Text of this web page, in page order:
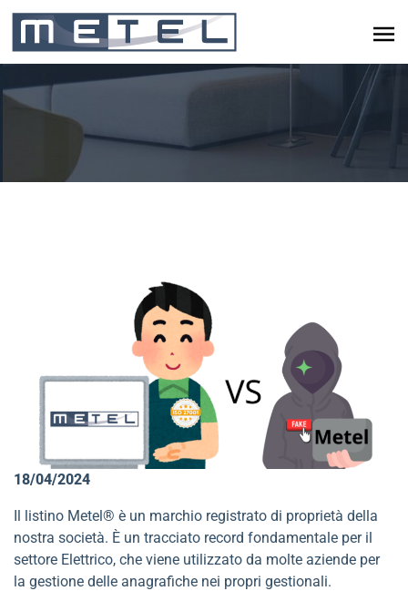
18/04/2024
Il listino Metel® è un marchio registrato di proprietà della
nostra società. È un tracciato record fondamentale per il
settore Elettrico, che viene utilizzato da molte aziende per
la gestione delle anagrafiche nei propri gestionali.